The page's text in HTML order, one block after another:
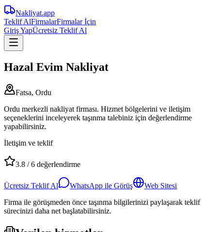
Nakliyat.app
Teklif AlFirmalarFirmalar İçin
Giriş YapÜcretsiz Teklif Al
Hazal Evim Nakliyat
Fatsa, Ordu
Ordu merkezli nakliyat firması. Hizmet bölgelerini ve iletişim
seçeneklerini inceleyerek taşınma talebiniz için değerlendirme
yapabilirsiniz.
İletişim ve teklif
3.8 /6 değerlendirme
Ücretsiz Teklif Al WhatsApp ile Görüş
Web Sitesi
Firma ile görüşmeden önce taşınma bilgilerinizi paylaşarak teklif
sürecinizi daha net başlatabilirsiniz.